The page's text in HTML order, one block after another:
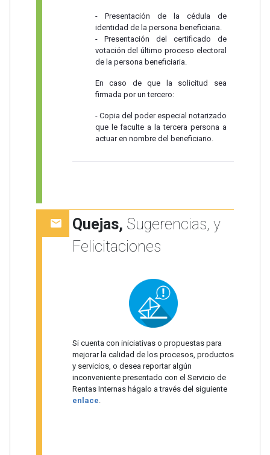
- Presentación de la cédula de
identidad de la persona beneficiaria.
- Presentación del certificado de
votación del último proceso electoral
de la persona beneficiaria.
En caso de que la solicitud sea
firmada por un tercero:
- Copia del poder especial notarizado
que le faculte a la tercera persona a
actuar en nombre del beneficiario.
Quejas, Sugerencias, y
Felicitaciones
Si cuenta con iniciativas o propuestas para
mejorar la calidad de los procesos, productos
y servicios, o desea reportar algún
inconveniente presentado con el Servicio de
Rentas Internas hágalo a través del siguiente
enlace